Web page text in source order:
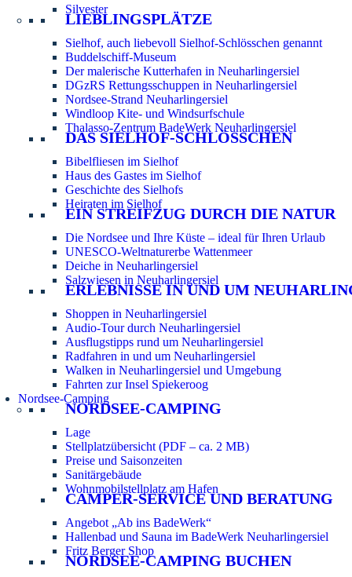
Silvester
LIEBLINGSPLÄTZE
Sielhof, auch liebevoll Sielhof-Schlösschen genannt
Buddelschiff-Museum
Der malerische Kutterhafen in Neuharlingersiel
DGzRS Rettungsschuppen in Neuharlingersiel
Nordsee-Strand Neuharlingersiel
Windloop Kite- und Windsurfschule
Thalasso-Zentrum BadeWerk Neuharlingersiel
DAS SIELHOF-SCHLÖSSCHEN
Bibelfliesen im Sielhof
Haus des Gastes im Sielhof
Geschichte des Sielhofs
Heiraten im Sielhof
EIN STREIFZUG DURCH DIE NATUR
Die Nordsee und Ihre Küste – ideal für Ihren Urlaub
UNESCO-Weltnaturerbe Wattenmeer
Deiche in Neuharlingersiel
Salzwiesen in Neuharlingersiel
ERLEBNISSE IN UND UM
Shoppen in Neuharlingersiel
Audio-Tour durch Neuharlingersiel
Ausflugstipps rund um Neuharlingersiel
Radfahren in und um Neuharlingersiel
Walken in Neuharlingersiel und Umgebung
Fahrten zur Insel Spiekeroog
Nordsee-Camping
NORDSEE-CAMPING
Lage
Stellplatzübersicht (PDF – ca. 2 MB)
Preise und Saisonzeiten
Sanitärgebäude
Wohnmobilstellplatz am Hafen
CAMPER-SERVICE UND BERATUNG
Angebot „Ab ins BadeWerk“
Hallenbad und Sauna im BadeWerk Neuharlingersiel
Fritz Berger Shop
NORDSEE-CAMPING BUCHEN